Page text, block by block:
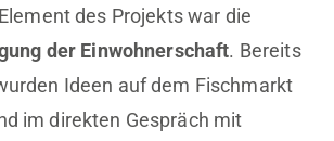
des Projekts war die
der Einwohnerschaft. Bereits
Ideen auf dem Fischmarkt
im direkten Gespräch mit